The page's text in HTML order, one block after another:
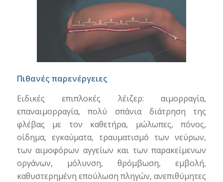
Πιθανές παρενέργειες
Ειδικές επιπλοκές λέιζερ: αιμορραγία,
επαναιμορραγία, πολύ σπάνια διάτρηση της
φλέβας με τον καθετήρα, μώλωπες, πόνος,
οίδημα, εγκαύματα, τραυματισμό των νεύρων,
των αιμοφόρων αγγείων και των παρακείμενων
οργάνων, μόλυνση, θρόμβωση, εμβολή,
καθυστερημένη επούλωση πληγών, ανεπιθύμητες